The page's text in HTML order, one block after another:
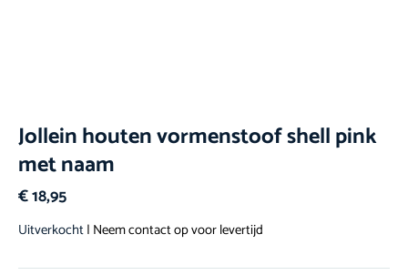
Jollein houten vormenstoof shell pink
met naam
€18,95
Uitverkocht| Neem contact op voor levertijd